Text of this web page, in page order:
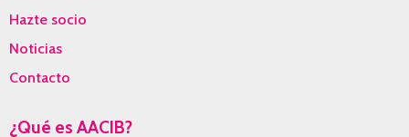
Hazte socio
Noticias
Contacto
¿Qué es AACIB?